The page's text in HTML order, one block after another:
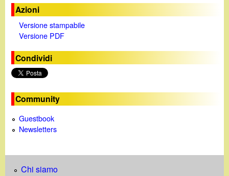
o
Azioni
Versione stampabile
Versione PDF
Condividi
Community
Guestbook
Newsletters
Chi siamo